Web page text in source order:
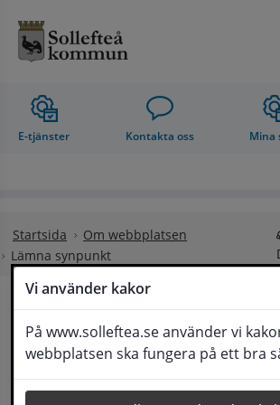
Vi använder kakor
På www.solleftea.se använder vi
webbplatsen ska fungera på ett bra
E-tjänster Kontakta oss Mina
Startsida
Om webbplatsen
Lämna synpunkt
Lämna synpunkt
Här kan du lämna synpunkter,